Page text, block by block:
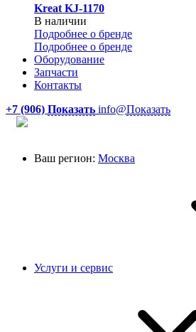
Kreat KJ-1170
В наличии
Подробнее о бренде
Подробнее о бренде
Оборудование
Запчасти
Контакты
+7 (906) Показать info@Показать
Ваш регион: Москва
Услуги и сервис